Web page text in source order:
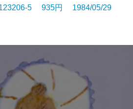
5 935円 1984/05/29